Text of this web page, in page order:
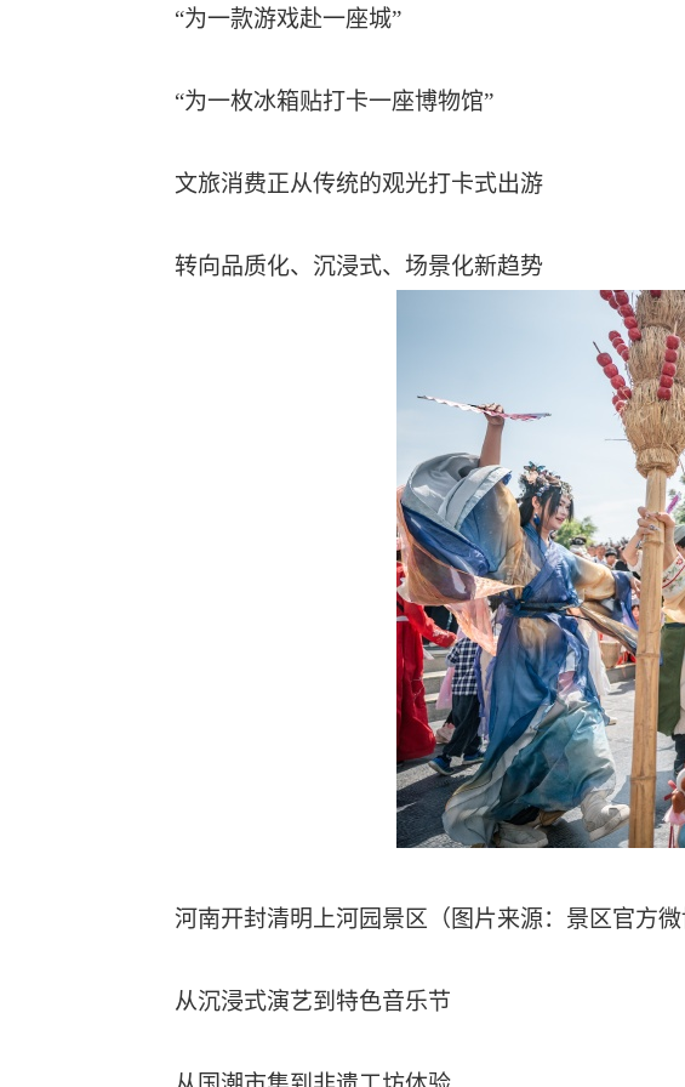
“为一款游戏赴一座城”
“为一枚冰箱贴打卡一座博物馆”
文旅消费正从传统的观光打卡式出游
转向品质化、沉浸式、场景化新趋势
河南开封清明上河园景区（图片来源：景区官方微
从沉浸式演艺到特色音乐节